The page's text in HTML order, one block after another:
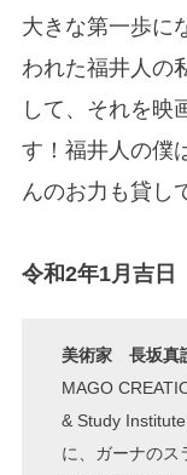
大きな第一歩に
われた福井人の
して、それを映
す！福井人の僕
んのお力も貸し
令和2年1月吉
美術家 長坂真
MAGO
& Study
に、ガーナのス